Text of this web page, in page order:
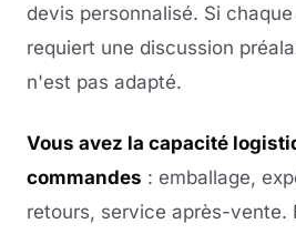
devis personnalisé. Si chaque
requiert une discussion
n'est pas adapté.
Vous avez la capacité
commandes : emballage,
retours, service après-vente.